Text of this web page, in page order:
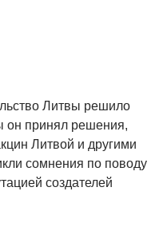
Литвы решило
он принял решения,
Литвой и другими
сомнения по поводу
создателей